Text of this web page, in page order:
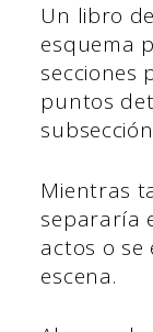
Un libro
esquema
secciones
puntos
Mientras
separaría
actos o
escena.